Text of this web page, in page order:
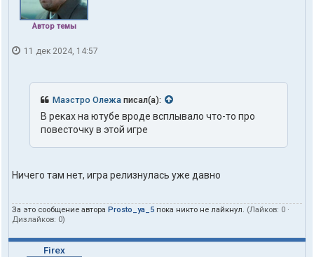
Автор темы
11 дек 2024, 14:57
Маэстро Олежа писал(а):
В реках на ютубе вроде всплывало что-то про
повесточку в этой игре
Ничего там нет, игра релизнулась уже давно
За это сообщение автора Prosto_ya_5 пока никто не лайкнул. (Лайков: 0 ·
Дизлайков: 0)
Firex